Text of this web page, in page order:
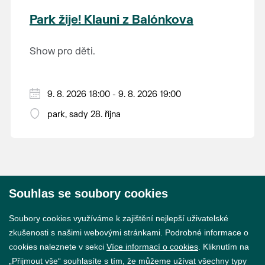
krajina na světě, která je zapsána na Seznam
světového přírodního a kulturního dědictví
Park žije! Klauni z Balónkova
Show pro děti.
9. 8. 2026 18:00 - 9. 8. 2026 19:00
park, sady 28. října
Souhlas se soubory cookies
Soubory cookies využíváme k zajištění nejlepší uživatelské
zkušenosti s našimi webovými stránkami. Podrobné informace o
cookies naleznete v sekci Více informací o cookies . Kliknutím na
„Přijmout vše“ souhlasíte s tím, že můžeme užívat všechny typy